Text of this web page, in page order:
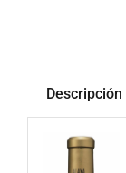
Descripción